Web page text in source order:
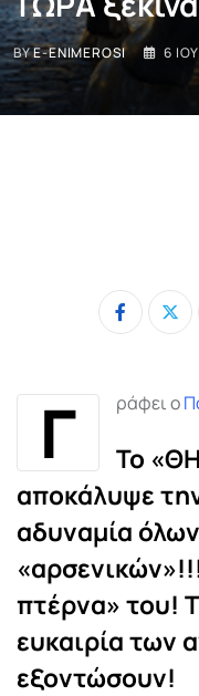
BYE-ENIMEROSI 6
Γ ράφει ο
To
αποκάλυψε
αδυναμία
πτέρνα» του!
ευκαιρία των
εξοντώσουν!